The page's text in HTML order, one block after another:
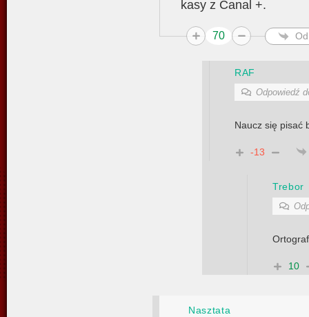
kasy z Canal +.
70
RAF
Odpowiedź
Naucz się pisać
-13
Trebor
10
Nasztata